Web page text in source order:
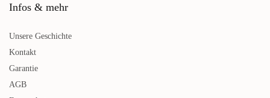
Infos & mehr
Unsere Geschichte
Kontakt
Garantie
AGB